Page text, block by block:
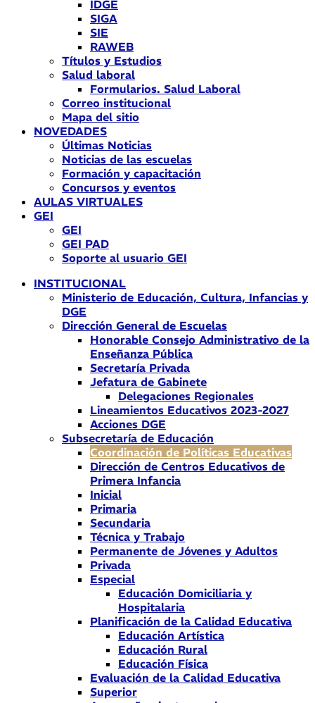
IDGE
SIGA
SIE
RAWEB
Títulos y Estudios
Salud laboral
Formularios. Salud Laboral
Correo institucional
Mapa del sitio
NOVEDADES
Últimas Noticias
Noticias de las escuelas
Formación y capacitación
Concursos y eventos
AULAS VIRTUALES
GEI
GEI
GEI PAD
Soporte al usuario GEI
INSTITUCIONAL
Ministerio de Educación, Cultura, Infancias y
DGE
Dirección General de Escuelas
Honorable Consejo Administrativo de la
Enseñanza Pública
Secretaría Privada
Jefatura de Gabinete
Delegaciones Regionales
Lineamientos Educativos 2023-2027
Acciones DGE
Subsecretaría de Educación
Coordinación de Políticas Educativas
Dirección de Centros Educativos de
Primera Infancia
Inicial
Primaria
Secundaria
Técnica y Trabajo
Permanente de Jóvenes y Adultos
Privada
Especial
Educación Domiciliaria y
Hospitalaria
Planificación de la Calidad Educativa
Educación Artística
Educación Rural
Educación Física
Evaluación de la Calidad Educativa
Superior